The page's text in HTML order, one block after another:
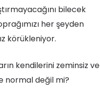
bilecek
her şeyden
körükleniyor.
kendilerini zeminsiz ve
normal değil mi?